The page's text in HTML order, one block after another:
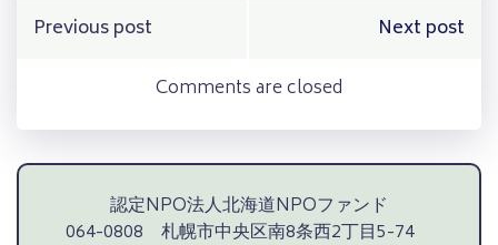
Post
navigation
Previous post
navigation
Next post
Comments are closed
認定NPO法人北海道NPOファンド
064-0808 札幌市中央区南8条西2丁目5-74